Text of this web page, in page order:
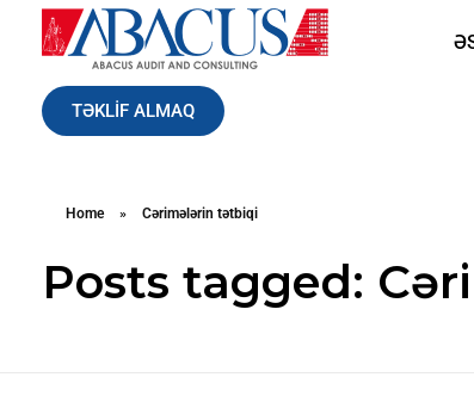
Abacusaudit.az
TƏKLİF ALMAQ
Home » Cərimələrin tətbiqi
Posts tagged: